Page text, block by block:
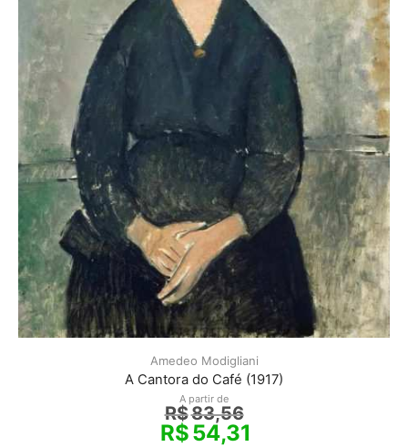
Amedeo Modigliani
A Cantora do Café (1917)
A partir de
R$83,56
R$54,31